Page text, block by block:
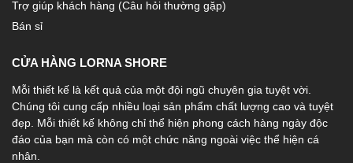
Trợ giúp khách hàng (Câu hỏi thường gặp)
Bán sỉ
CỬA HÀNG LORNA SHORE
Mỗi thiết kế là kết quả của một đội ngũ chuyên gia tuyệt vời.
Chúng tôi cung cấp nhiều loại sản phẩm chất lượng cao và tuyệt
đẹp. Mỗi thiết kế không chỉ thể hiện phong cách hàng ngày độc
đáo của bạn mà còn có một chức năng ngoài việc thể hiện cá
nhân.